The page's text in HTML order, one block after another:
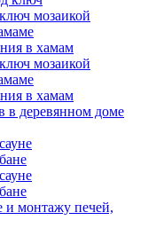
мозаикой
в хамам
мозаикой
в хамам
в деревянном доме
и монтажу печей,